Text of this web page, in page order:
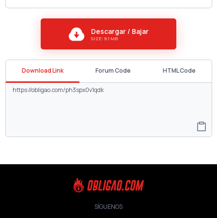
Descargar / Bajar
SIZE: 9.1 MB
Download Link Forum Code HTML Code
SÍGUENOS